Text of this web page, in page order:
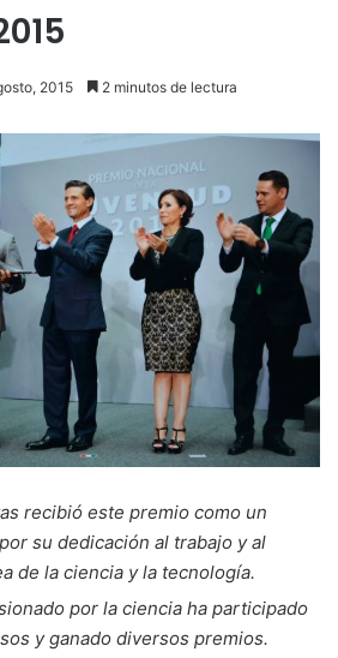
2015 2 minutos de lectura
recibió este premio como un
su dedicación al trabajo y al
de la ciencia y la tecnología.
por la ciencia ha participado
y ganado diversos premios.